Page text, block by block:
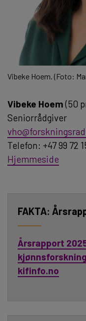
Vibeke Hoem. (Foto:
Vibeke Hoem(50
Seniorrådgiver
Telefon: +47 99 72
Hjemmeside
Årsrapport
kifinfo.no